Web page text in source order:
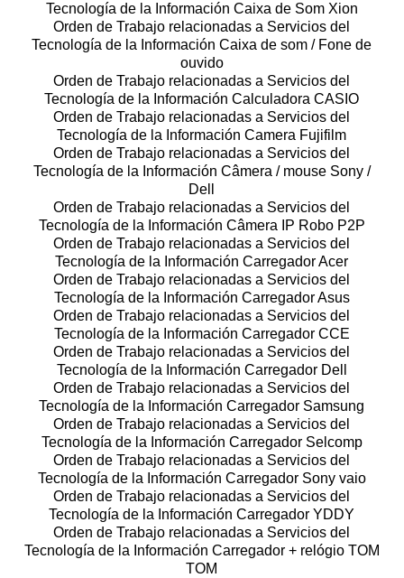
Tecnología de la Información Caixa de Som Xion
Orden de Trabajo relacionadas a Servicios del
Tecnología de la Información Caixa de som / Fone de
ouvido
Orden de Trabajo relacionadas a Servicios del
Tecnología de la Información Calculadora CASIO
Orden de Trabajo relacionadas a Servicios del
Tecnología de la Información Camera Fujifilm
Orden de Trabajo relacionadas a Servicios del
Tecnología de la Información Câmera / mouse Sony /
Dell
Orden de Trabajo relacionadas a Servicios del
Tecnología de la Información Câmera IP Robo P2P
Orden de Trabajo relacionadas a Servicios del
Tecnología de la Información Carregador Acer
Orden de Trabajo relacionadas a Servicios del
Tecnología de la Información Carregador Asus
Orden de Trabajo relacionadas a Servicios del
Tecnología de la Información Carregador CCE
Orden de Trabajo relacionadas a Servicios del
Tecnología de la Información Carregador Dell
Orden de Trabajo relacionadas a Servicios del
Tecnología de la Información Carregador Samsung
Orden de Trabajo relacionadas a Servicios del
Tecnología de la Información Carregador Selcomp
Orden de Trabajo relacionadas a Servicios del
Tecnología de la Información Carregador Sony vaio
Orden de Trabajo relacionadas a Servicios del
Tecnología de la Información Carregador YDDY
Orden de Trabajo relacionadas a Servicios del
Tecnología de la Información Carregador + relógio TOM
TOM